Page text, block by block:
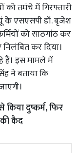
को तमंचे में गिरफ्तारी
के एसएसपी डॉ. बृजेश
को साठगांठ कर
कर दिया।
हैं। इस मामले में
ने बताया कि
दुष्कर्म, फिर
की कैद